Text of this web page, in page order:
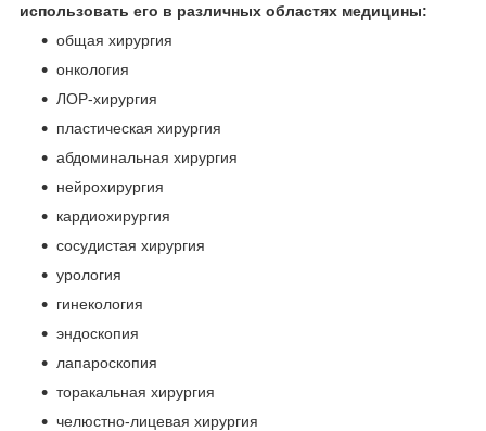
использовать его в различных областях медицины:
общая хирургия
онкология
ЛОР-хирургия
пластическая хирургия
абдоминальная хирургия
нейрохирургия
кардиохирургия
сосудистая хирургия
урология
гинекология
эндоскопия
лапароскопия
торакальная хирургия
челюстно-лицевая хирургия